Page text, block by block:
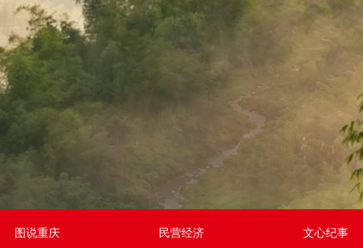
图说重庆 民营经济 文心纪事